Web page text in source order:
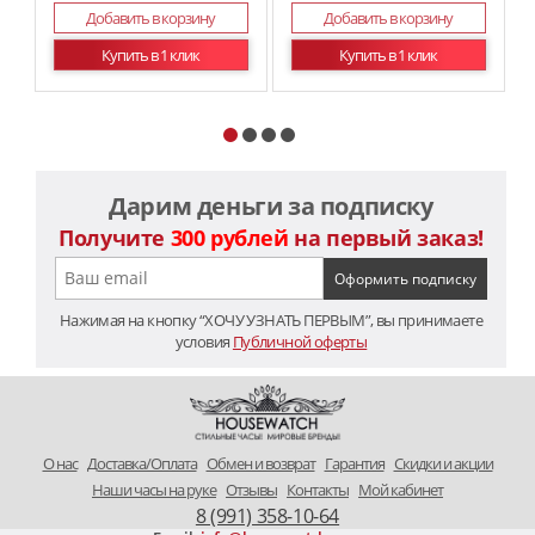
Добавить в корзину
Купить в 1 клик
Добавить в корзину
Купить в 1 клик
Дарим деньги за подписку
Получите 300 рублей на первый заказ!
Нажимая на кнопку “ХОЧУ УЗНАТЬ ПЕРВЫМ”, вы принимаете
условия Публичной оферты
O нас Доставка/Оплата Обмен и возврат Гарантия Скидки и акции
Наши часы на руке Отзывы Контакты Мой кабинет
8 (991) 358-10-64